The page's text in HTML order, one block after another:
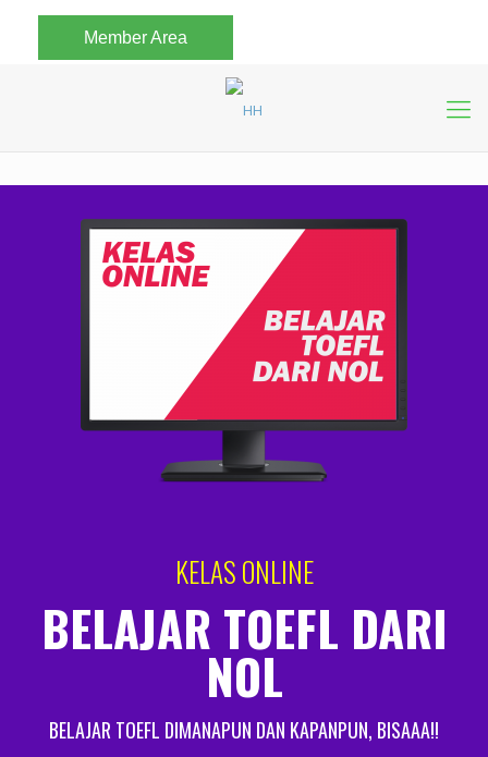
Member Area
KELAS ONLINE
BELAJAR TOEFL DARI
NOL
BELAJAR TOEFL DIMANAPUN DAN KAPANPUN, BISAAA!!